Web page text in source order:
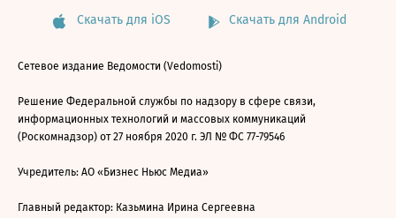
Скачать для iOS Скачать для Android
Сетевое издание Ведомости (Vedomosti)
Решение Федеральной службы по надзору в сфере связи,
информационных технологий и массовых коммуникаций
(Роскомнадзор) от 27 ноября 2020 г. ЭЛ № ФС 77-79546
Учредитель: АО «Бизнес Ньюс Медиа»
Главный редактор: Казьмина Ирина Сергеевна